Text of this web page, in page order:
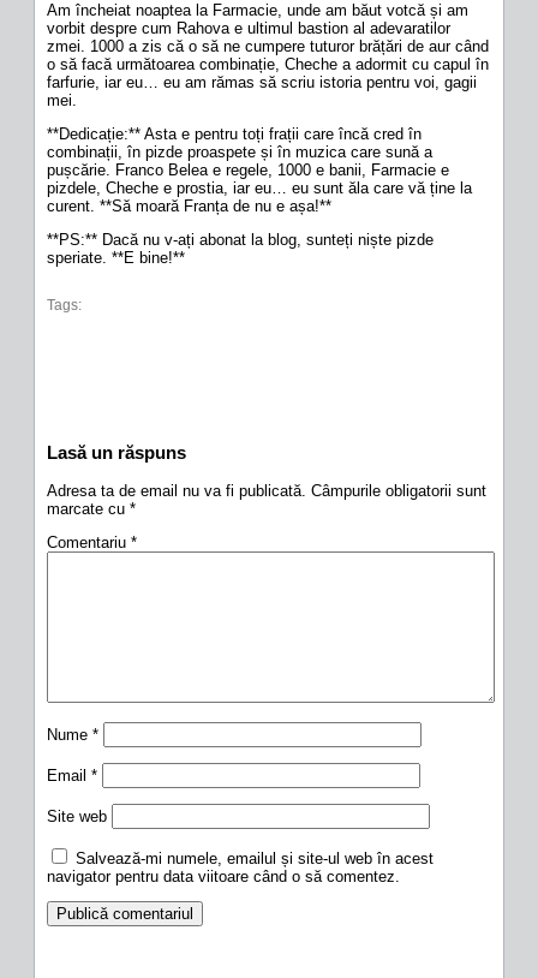
Am încheiat noaptea la Farmacie, unde am băut votcă și am
vorbit despre cum Rahova e ultimul bastion al adevaratilor
zmei. 1000 a zis că o să ne cumpere tuturor brățări de aur când
o să facă următoarea combinație, Cheche a adormit cu capul în
farfurie, iar eu… eu am rămas să scriu istoria pentru voi, gagii
mei.
**Dedicație:** Asta e pentru toți frații care încă cred în
combinații, în pizde proaspete și în muzica care sună a
pușcărie. Franco Belea e regele, 1000 e banii, Farmacie e
pizdele, Cheche e prostia, iar eu… eu sunt ăla care vă ține la
curent. **Să moară Franța de nu e așa!**
**PS:** Dacă nu v-ați abonat la blog, sunteți niște pizde
speriate. **E bine!**
Tags:
Lasă un răspuns
Adresa ta de email nu va fi publicată. Câmpurile obligatorii sunt
marcate cu *
Comentariu *
Nume *
Email *
Site web
Salvează-mi numele, emailul și site-ul web în acest
navigator pentru data viitoare când o să comentez.